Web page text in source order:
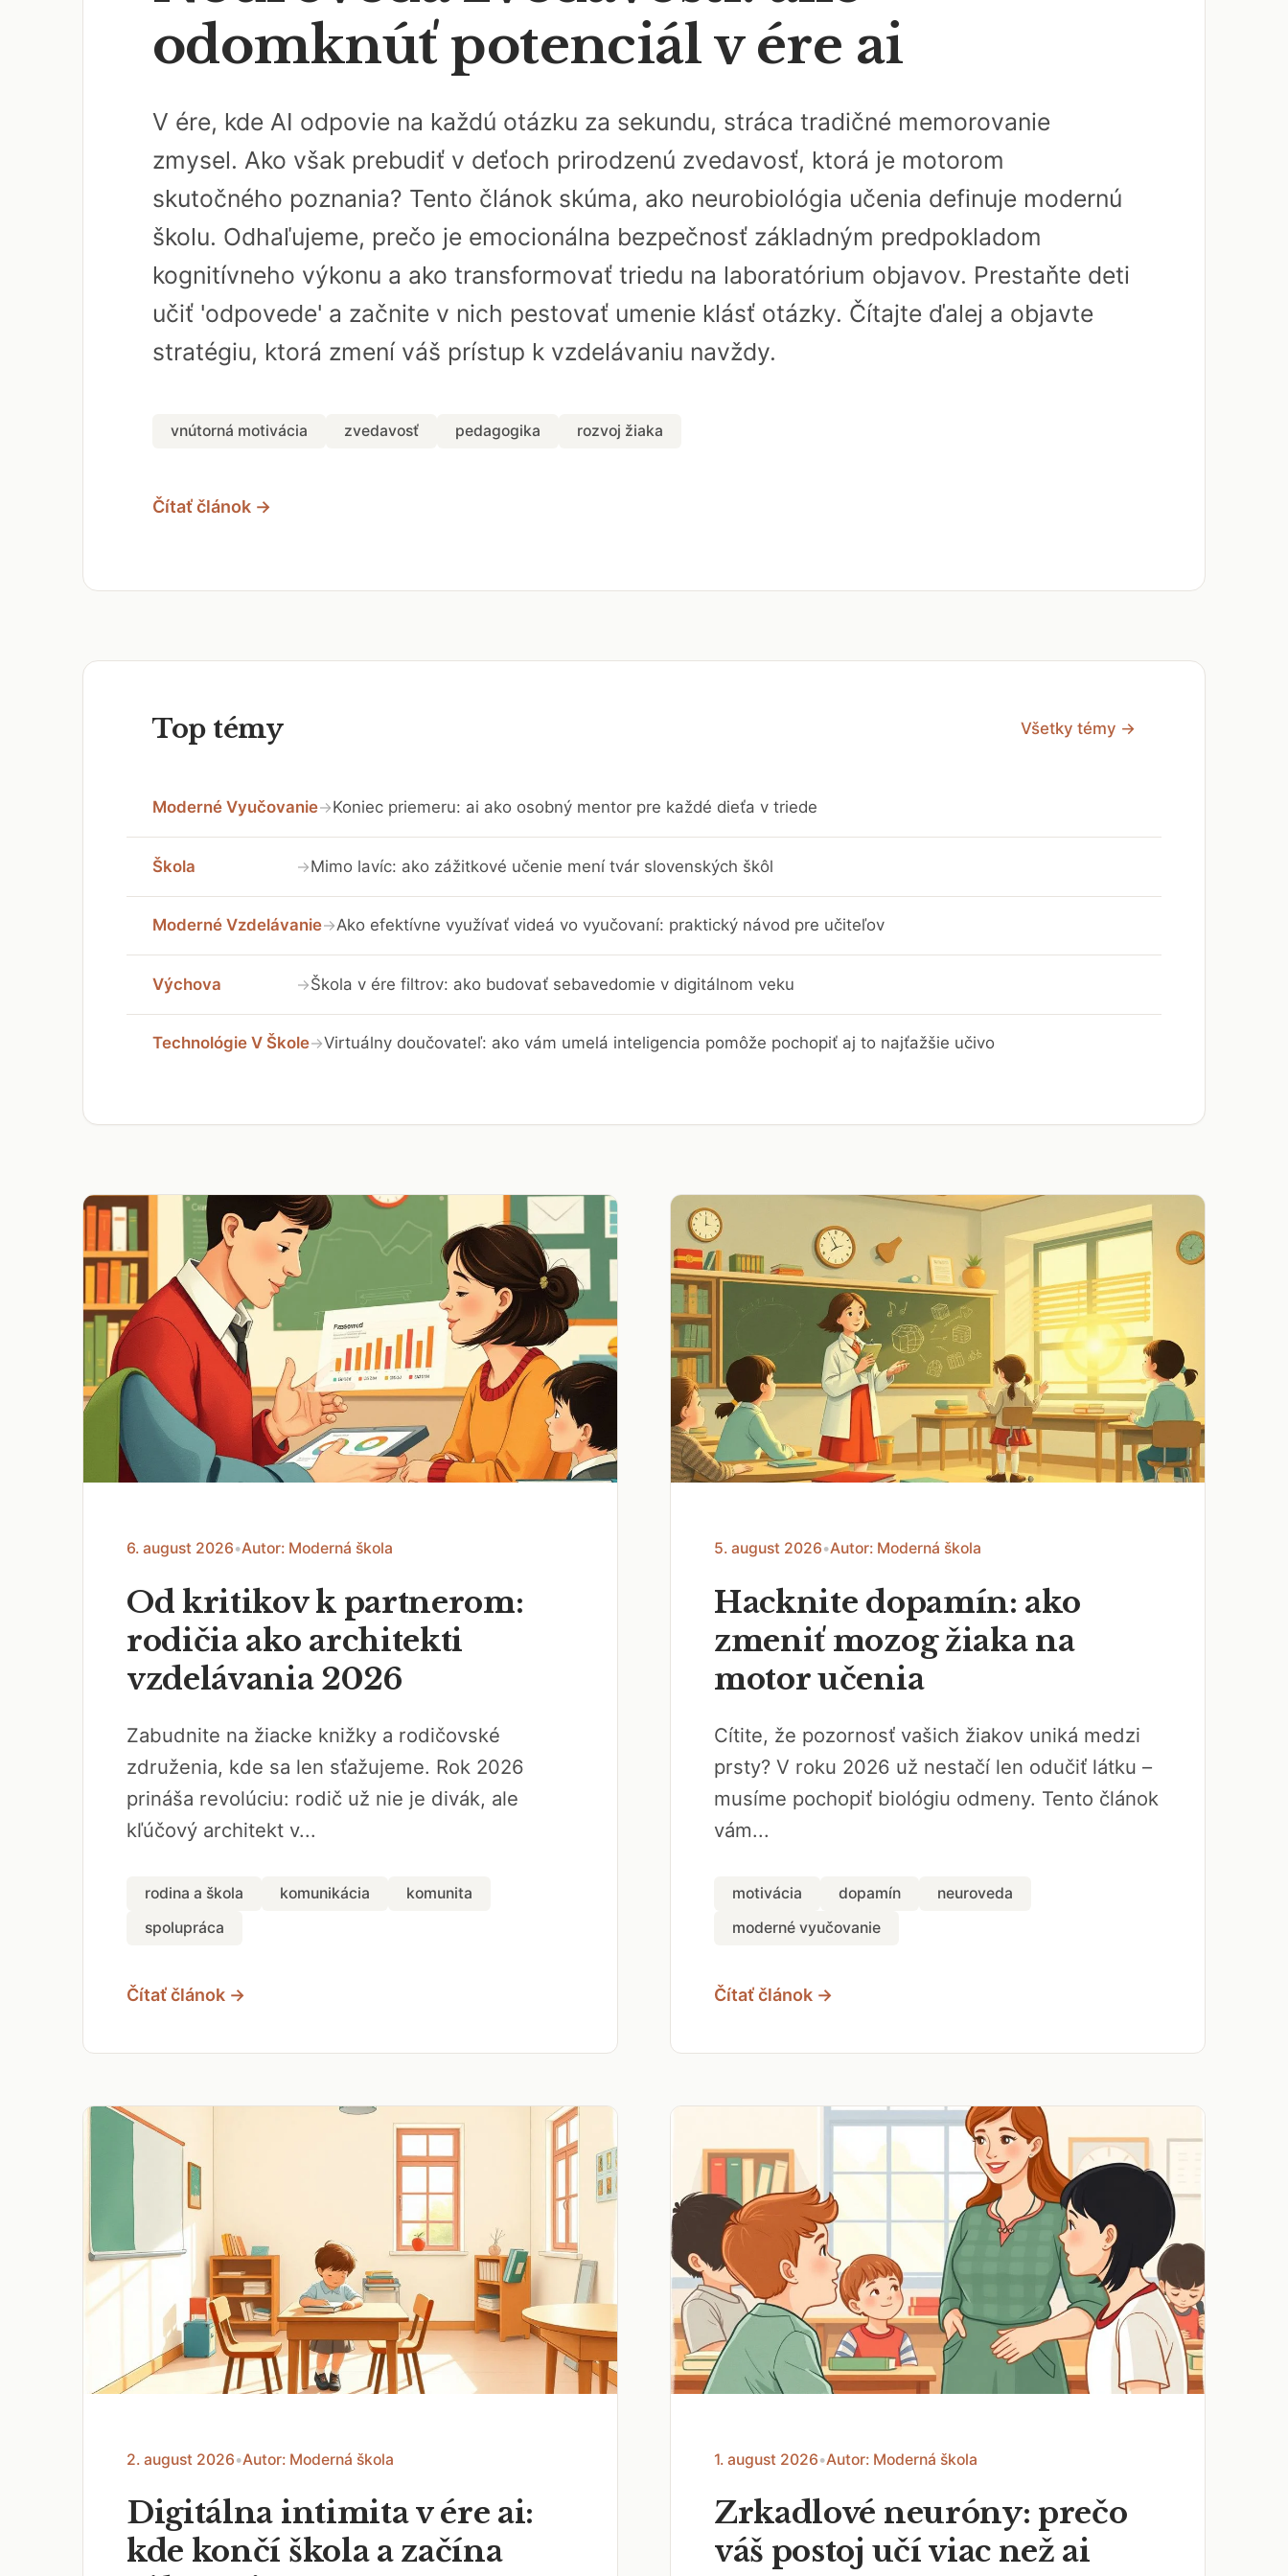
odomknúť potenciál v ére ai
V ére, kde AI odpovie na každú otázku za sekundu, stráca tradičné memorovanie
zmysel. Ako však prebudiť v deťoch prirodzenú zvedavosť, ktorá je motorom
skutočného poznania? Tento článok skúma, ako neurobiológia učenia definuje modernú
školu. Odhaľujeme, prečo je emocionálna bezpečnosť základným predpokladom
kognitívneho výkonu a ako transformovať triedu na laboratórium objavov. Prestaňte deti
učiť 'odpovede' a začnite v nich pestovať umenie klásť otázky. Čítajte ďalej a objavte
stratégiu, ktorá zmení váš prístup k vzdelávaniu navždy.
vnútorná motivácia zvedavosť pedagogika rozvoj žiaka
Čítať článok →
Top témy Všetky témy →
Moderné Vyučovanie→Koniec priemeru: ai ako osobný mentor pre každé dieťa v triede
Škola →Mimo lavíc: ako zážitkové učenie mení tvár slovenských škôl
Moderné Vzdelávanie→Ako efektívne využívať videá vo vyučovaní: praktický návod pre učiteľov
Výchova →Škola v ére filtrov: ako budovať sebavedomie v digitálnom veku
Technológie V Škole→Virtuálny doučovateľ: ako vám umelá inteligencia pomôže pochopiť aj to najťažšie učivo
6. august 2026•Autor: Moderná škola
Od kritikov k partnerom:
rodičia ako architekti
vzdelávania 2026
Zabudnite na žiacke knižky a rodičovské
združenia, kde sa len sťažujeme. Rok 2026
prináša revolúciu: rodič už nie je divák, ale
kľúčový architekt v...
rodina a škola komunikácia
komunita
spolupráca
Čítať článok →
5. august 2026•Autor: Moderná škola
Hacknite dopamín: ako
zmeniť mozog žiaka na
motor učenia
Cítite, že pozornosť vašich žiakov uniká medzi
prsty? V roku 2026 už nestačí len odučiť látku –
musíme pochopiť biológiu odmeny. Tento článok
vám...
motivácia dopamín
neuroveda
moderné vyučovanie
Čítať článok →
2. august 2026•Autor: Moderná škola
Digitálna intimita v ére ai:
kde končí škola a začína
1. august 2026•Autor: Moderná škola
Zrkadlové neuróny: prečo
váš postoj učí viac než ai